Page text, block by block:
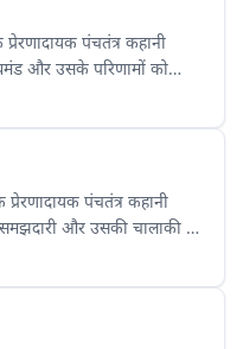
पंचतंत्र कहानी
और उसके परिणामों को
हमें यह सिखाती है कि घमंड
है और हमें विनम्र रहना
पंचतंत्र कहानी
और उसकी चालाकी को
हमें यह सिखाती है कि किसी
करने के लिए समझदारी और